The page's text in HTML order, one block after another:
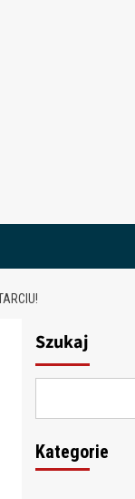
Szukaj
Kategorie